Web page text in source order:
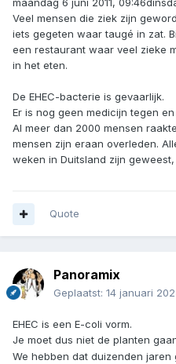
maandag 6 juni 2011,
Veel mensen die ziek zijn
iets gegeten waar taugé in zat.
een restaurant waar veel zieke
in het eten.
De EHEC-bacterie is gevaarlijk.
Er is nog geen medicijn tegen
Al meer dan 2000 mensen
mensen zijn eraan overleden.
weken in Duitsland zijn
Quote
Panoramix
Geplaatst: 14 januari
EHEC is een E-coli vorm.
Je moet dus niet de planten
We hebben dat duizenden